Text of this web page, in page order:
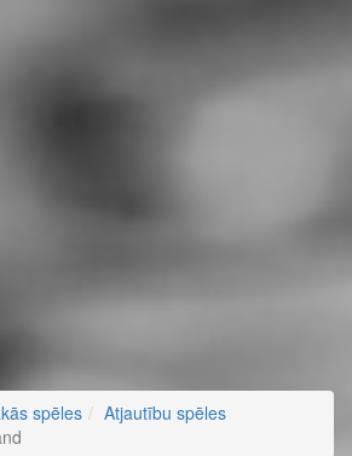
spēles
Atjautību spēles